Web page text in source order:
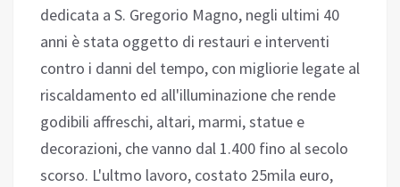
dedicata a S. Gregorio Magno, negli ultimi 40
anni è stata oggetto di restauri e interventi
contro i danni del tempo, con migliorie legate al
riscaldamento ed all'illuminazione che rende
godibili affreschi, altari, marmi, statue e
decorazioni, che vanno dal 1.400 fino al secolo
scorso. L'ultmo lavoro, costato 25mila euro,